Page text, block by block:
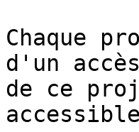
Chaque
d'un
de ce